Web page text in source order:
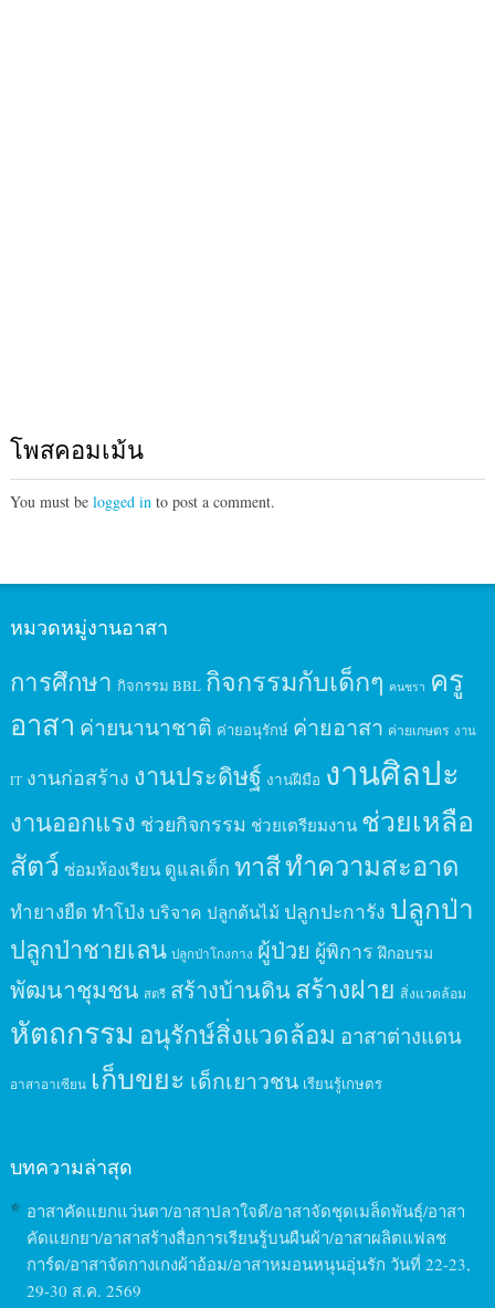
โพสคอมเม้น
You must be logged into post a comment.
หมวดหมู่งานอาสา
การศึกษา กิจกรรม BBL กิจกรรมกับเด็กๆ คนชรา ครู
อาสา ค่ายนานาชาติ ค่ายอนุรักษ์ ค่ายอาสา ค่ายเกษตร งาน
IT งานก่อสร้าง งานประดิษฐ์ งานฝีมือ งานศิลปะ
งานออกแรง ช่วยกิจกรรม ช่วยเตรียมงาน ช่วยเหลือ
สัตว์ ซ่อมห้องเรียน ดูแลเด็ก ทาสีทำความสะอาด
ทำยางยืด ทำโป่ง บริจาค ปลูกต้นไม้ ปลูกปะการัง ปลูกป่า
ปลูกป่าชายเลน ปลูกป่าโกงกาง ผู้ป่วย ผู้พิการ ฝึกอบรม
พัฒนาชุมชน สตรี สร้างบ้านดินสร้างฝาย สิ่งแวดล้อม
หัตถกรรม อนุรักษ์สิ่งแวดล้อม อาสาต่างแดน
อาสาอาเซียน เก็บขยะ เด็กเยาวชน เรียนรู้เกษตร
บทความล่าสุด
อาสาคัดแยกแว่นตา/อาสาปลาใจดี/อาสาจัดชุดเมล็ดพันธุ์/อาสา
คัดแยกยา/อาสาสร้างสื่อการเรียนรู้บนผืนผ้า/อาสาผลิตแฟลช
การ์ด/อาสาจัดกางเกงผ้าอ้อม/อาสาหมอนหนุนอุ่นรัก วันที่ 22-23,
29-30 ส.ค. 2569